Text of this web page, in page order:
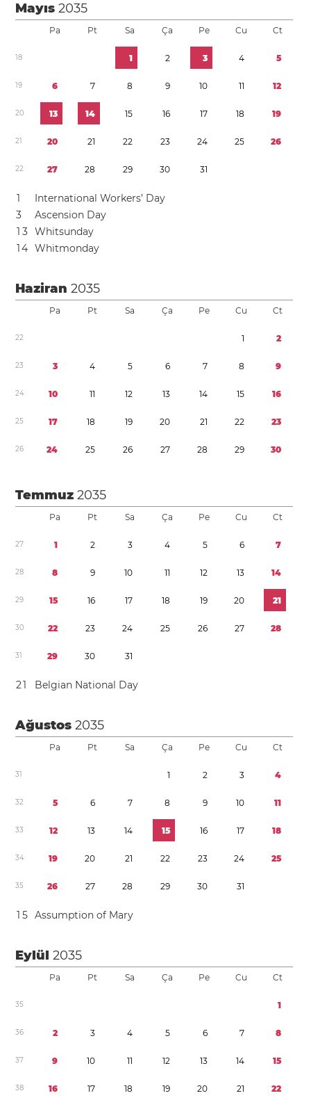
Mayıs2035
Pa Pt Sa Ça Pe Cu Ct
18 1 2 3 4 5
19 6 7 8 9 10 11 12
20 13 14 15 16 17 18 19
21 20 21 22 23 24 25 26
22 27 28 29 30 31
1
International Workers’ Day
3
Ascension Day
1 3 Whitsunday
14 Whitmonday
Haziran2035
Pa Pt Sa Ça Pe Cu Ct
22 1 2
23 3 4 5 6 7 8 9
24 10 11 12 13 14 15 16
25 17 18 19 20 21 22 23
26 24 25 26 27 28 29 30
Temmuz2035
Pa Pt Sa Ça Pe Cu Ct
27 1 2 3 4 5 6 7
28 8 9 10 11 12 13 14
29 15 16 17 18 19 20 21
30 22 23 24 25 26 27 28
31 29 30 31
21 Belgian National Day
Ağustos2035
Pa Pt Sa Ça Pe Cu Ct
31 1 2 3 4
32 5 6 7 8 9 10 11
33 12 13 14 15 16 17 18
34 19 20 21 22 23 24 25
35 26 27 28 29 30 31
1 5 Assumption of Mary
Eylül2035
Pa Pt Sa Ça Pe Cu Ct
35 1
36 2 3 4 5 6 7 8
37 9 10 11 12 13 14 15
38 16 17 18 19 20 21 22